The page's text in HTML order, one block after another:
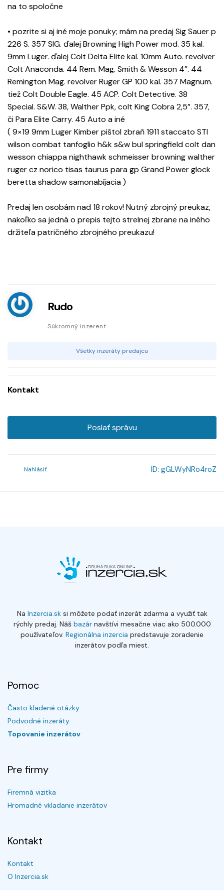
na to spoločne
• pozrite si aj iné moje ponuky; mám na predaj Sig Sauer p
226 S. 357 SIG. ďalej Browning High Power mod. 35 kal.
9mm Luger. ďalej Colt Delta Elite kal. 10mm Auto. revolver
Colt Anaconda. 44 Rem. Mag. Smith & Wesson 4”. 44
Remington Mag. revolver Ruger GP 100 kal. 357 Magnum.
tiež Colt Double Eagle. 45 ACP. Colt Detective. 38
Special. S&W. 38, Walther Ppk, colt King Cobra 2,5”. 357,
či Para Elite Carry. 45 Auto a iné
( 9×19 9mm Luger Kimber pištol zbraň 1911 staccato STI
wilson combat tanfoglio h&k s&w bul springfield colt dan
wesson chiappa nighthawk schmeisser browning walther
ruger cz norico tisas taurus para gp Grand Power glock
beretta shadow samonabíjacia )
Predaj len osobám nad 18 rokov! Nutný zbrojný preukaz,
nakoľko sa jedná o prepis tejto strelnej zbrane na iného
držiteľa patričného zbrojného preukazu!
Rudo
Súkromný inzerent
Všetky inzeráty predajcu
Kontakt
Poslať správu
Nahlásiť ID: gGLWyNRo4roZ
Na Inzercia.sksi môžete podať inzerát zdarma a využiť tak
rýchly predaj. Náš bazárnavštívi mesačne viac ako 500.000
používateľov. Regionálna inzercia predstavuje zoradenie
inzerátov podľa miest.
Pomoc
Často kladené otázky
Podvodné inzeráty
Topovanie inzerátov
Pre firmy
Firemná vizitka
Hromadné vkladanie inzerátov
Kontakt
Kontakt
O Inzercia.sk